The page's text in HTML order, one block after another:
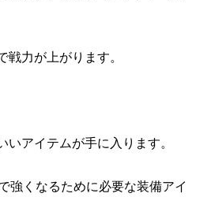
戦力が上がります。
いアイテムが手に入ります。
強くなるために必要な装備アイ